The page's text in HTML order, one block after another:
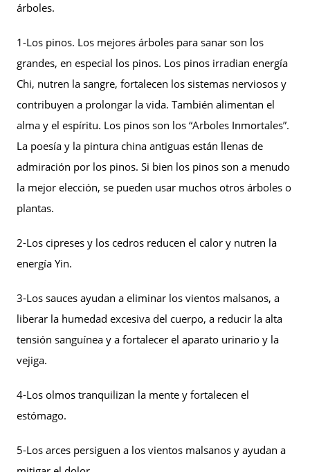
árboles.
1-Los pinos. Los mejores árboles para sanar son los
grandes, en especial los pinos. Los pinos irradian energía
Chi, nutren la sangre, fortalecen los sistemas nerviosos y
contribuyen a prolongar la vida. También alimentan el
alma y el espíritu. Los pinos son los “Arboles Inmortales”.
La poesía y la pintura china antiguas están llenas de
admiración por los pinos. Si bien los pinos son a menudo
la mejor elección, se pueden usar muchos otros árboles o
plantas.
2-Los cipreses y los cedros reducen el calor y nutren la
energía Yin.
3-Los sauces ayudan a eliminar los vientos malsanos, a
liberar la humedad excesiva del cuerpo, a reducir la alta
tensión sanguínea y a fortalecer el aparato urinario y la
vejiga.
4-Los olmos tranquilizan la mente y fortalecen el
estómago.
5-Los arces persiguen a los vientos malsanos y ayudan a